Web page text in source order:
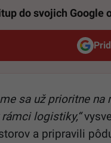
do svojich Google
sa už prioritne
logistiky,“
a pripravili